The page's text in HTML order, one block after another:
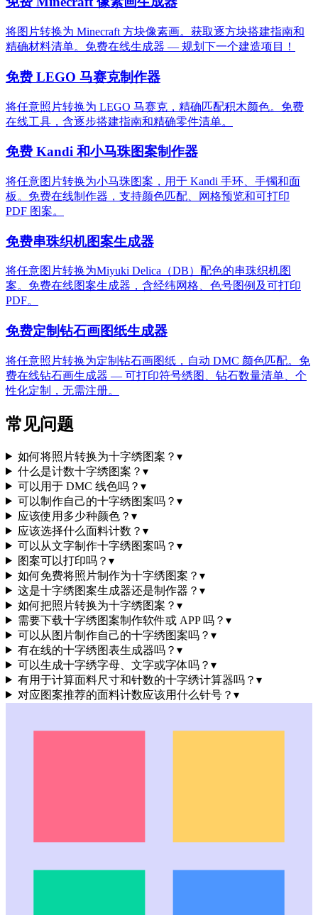
将图片转换为 Minecraft 方块像素画。获取逐方块搭建指南和
精确材料清单。免费在线生成器 — 规划下一个建造项目！
免费 LEGO 马赛克制作器
将任意照片转换为 LEGO 马赛克，精确匹配积木颜色。免费
在线工具，含逐步搭建指南和精确零件清单。
免费 Kandi 和小马珠图案制作器
将任意图片转换为小马珠图案，用于 Kandi 手环、手镯和面
板。免费在线制作器，支持颜色匹配、网格预览和可打印
PDF 图案。
免费串珠织机图案生成器
将任意图片转换为Miyuki Delica（DB）配色的串珠织机图
案。免费在线图案生成器，含经纬网格、色号图例及可打印
PDF。
免费定制钻石画图纸生成器
将任意照片转换为定制钻石画图纸，自动 DMC 颜色匹配。免
费在线钻石画生成器 — 可打印符号绣图、钻石数量清单、个
性化定制，无需注册。
常见问题
如何将照片转换为十字绣图案？ ▾
什么是计数十字绣图案？ ▾
可以用于 DMC 线色吗？ ▾
可以制作自己的十字绣图案吗？ ▾
应该使用多少种颜色？ ▾
应该选择什么面料计数？ ▾
可以从文字制作十字绣图案吗？ ▾
图案可以打印吗？ ▾
如何免费将照片制作为十字绣图案？ ▾
这是十字绣图案生成器还是制作器？ ▾
如何把照片转换为十字绣图案？ ▾
需要下载十字绣图案制作软件或 APP 吗？ ▾
可以从图片制作自己的十字绣图案吗？ ▾
有在线的十字绣图表生成器吗？ ▾
可以生成十字绣字母、文字或字体吗？ ▾
有用于计算面料尺寸和针数的十字绣计算器吗？ ▾
对应图案推荐的面料计数应该用什么针号？ ▾